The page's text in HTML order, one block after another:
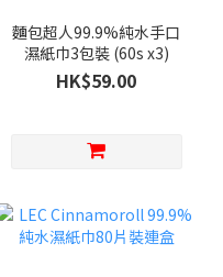
麵包超人99.9%純水手口
濕紙巾3包裝 (60s x3)
HK$59.00